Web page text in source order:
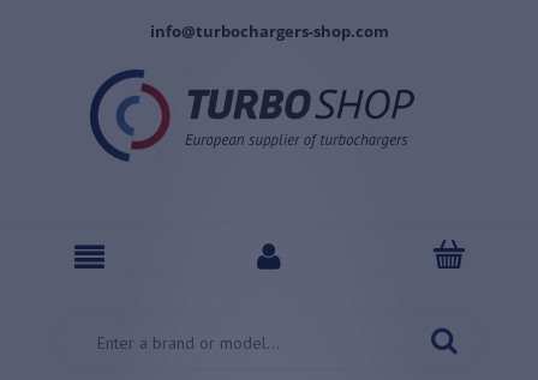
info@turbochargers-shop.com